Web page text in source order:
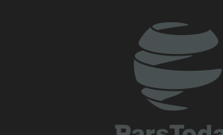
Militer Yaman Serang Kapal Tanker
Tiga Tujuan AS di Balik Eskalasi, dan